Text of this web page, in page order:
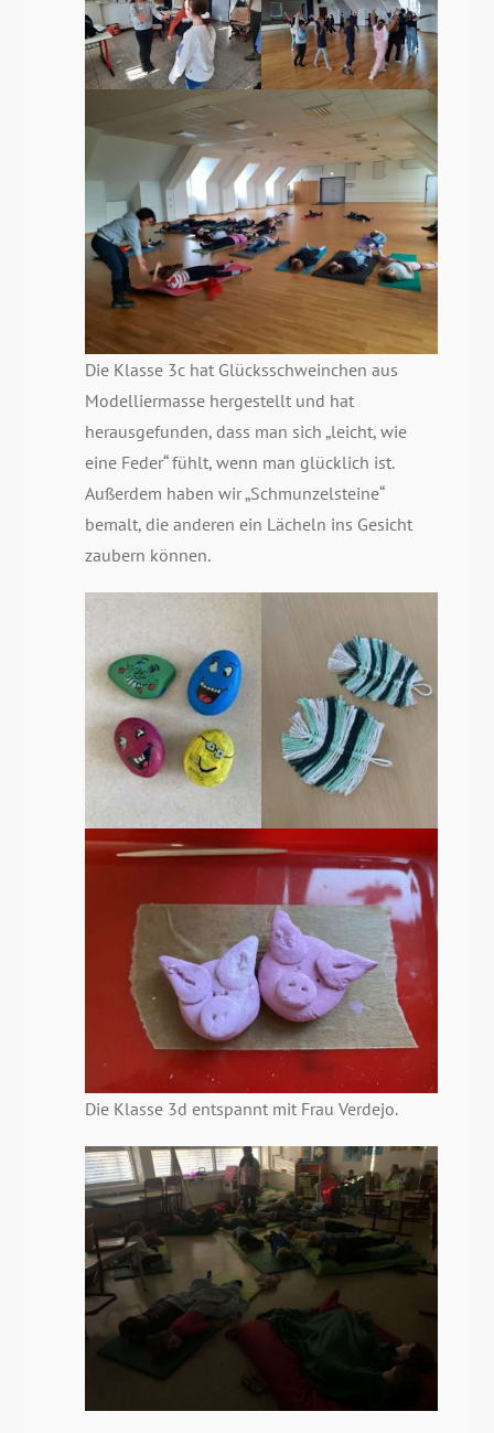
Die Klasse 3c hat Glücksschweinchen aus
Modelliermasse hergestellt und hat
herausgefunden, dass man sich „leicht, wie
eine Feder“ fühlt, wenn man glücklich ist.
Außerdem haben wir „Schmunzelsteine“
bemalt, die anderen ein Lächeln ins Gesicht
zaubern können.
Die Klasse 3d entspannt mit Frau Verdejo.